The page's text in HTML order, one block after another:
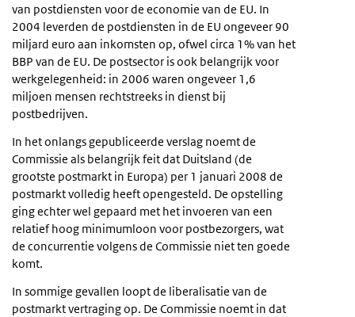
van postdiensten voor de economie van de EU. In
2004 leverden de postdiensten in de EU ongeveer 90
miljard euro aan inkomsten op, ofwel circa 1% van het
BBP van de EU. De postsector is ook belangrijk voor
werkgelegenheid: in 2006 waren ongeveer 1,6
miljoen mensen rechtstreeks in dienst bij
postbedrijven.
In het onlangs gepubliceerde verslag noemt de
Commissie als belangrijk feit dat Duitsland (de
grootste postmarkt in Europa) per 1 januari 2008 de
postmarkt volledig heeft opengesteld. De opstelling
ging echter wel gepaard met het invoeren van een
relatief hoog minimumloon voor postbezorgers, wat
de concurrentie volgens de Commissie niet ten goede
komt.
In sommige gevallen loopt de liberalisatie van de
postmarkt vertraging op. De Commissie noemt in dat